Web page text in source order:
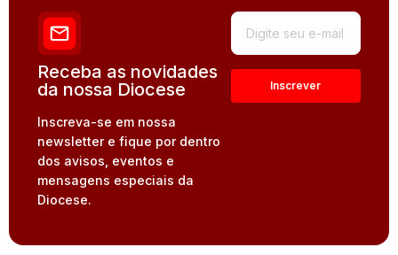
Receba as novidades
da nossa Diocese
Inscreva-se em nossa
newsletter e fique por dentro
dos avisos, eventos e
mensagens especiais da
Diocese.